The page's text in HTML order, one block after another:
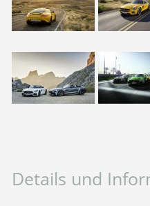
Details und